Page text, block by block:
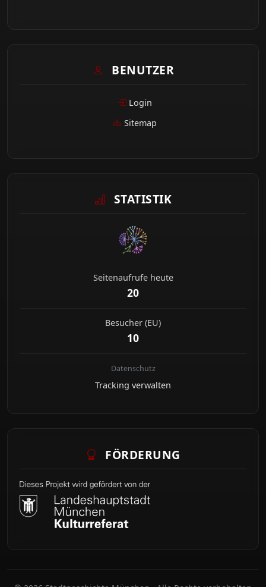
BENUTZER
Login
Sitemap
STATISTIK
Seitenaufrufe heute
20
Besucher (EU)
10
Datenschutz
Tracking verwalten
FÖRDERUNG